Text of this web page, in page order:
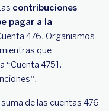
contribuciones
pagar a la
476. Organismos
que
“Cuenta 4751.
de las cuentas 476